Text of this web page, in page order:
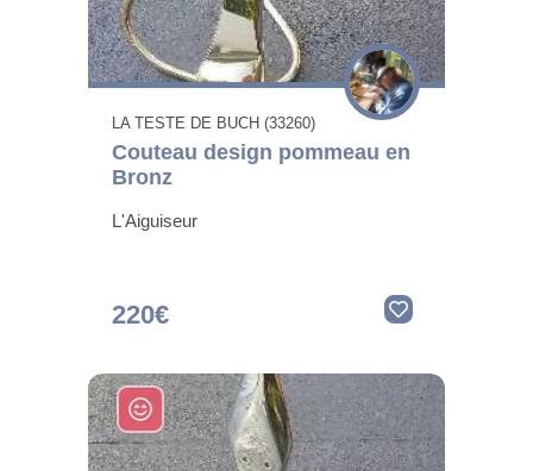
LA TESTE DE BUCH (33260)
Couteau design pommeau en
Bronz
L'Aiguiseur
220€